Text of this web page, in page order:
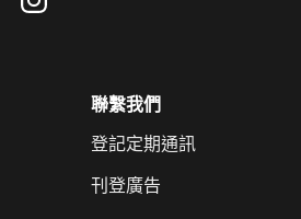
聯繫我們
登記定期通訊
刊登廣告